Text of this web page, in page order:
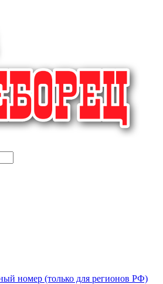
номер (только для регионов РФ)